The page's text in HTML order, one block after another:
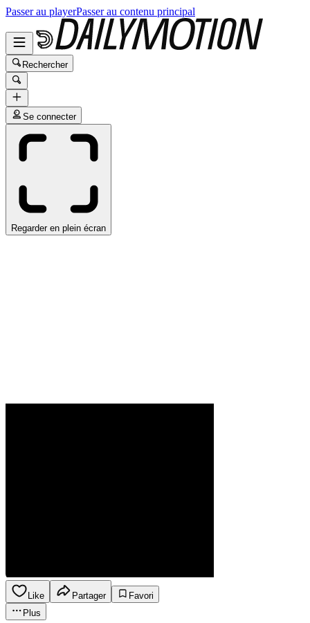
Passer au playerPasser au contenu principal
Rechercher
Se connecter
Regarder en plein écran
Like Partager
Favori
Plus